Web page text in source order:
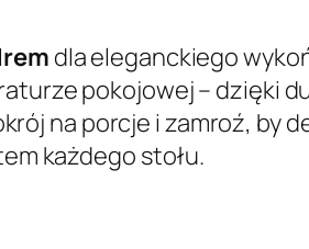
dla eleganckiego
pokojowej – dzięki
na porcje i zamroź, by
każdego stołu.